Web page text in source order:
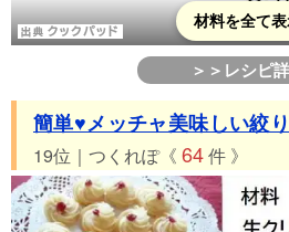
材料を全て
＞＞レシピ
簡単♥メッチャ美味しい絞
19位｜つくれぽ《 64件 》